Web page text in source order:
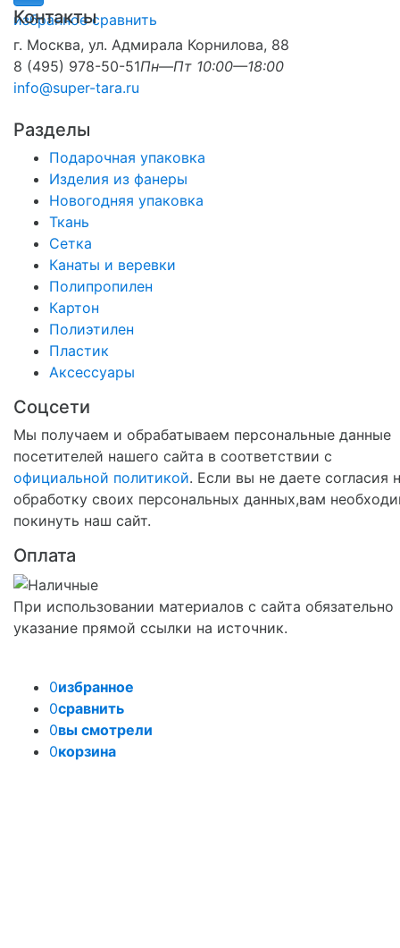
избранное сравнить
Контакты
г. Москва, ул. Адмирала Корнилова, 88
8 (495) 978-50-51Пн—Пт 10:00—18:00
info@super-tara.ru
Разделы
Подарочная упаковка
Изделия из фанеры
Новогодняя упаковка
Ткань
Сетка
Канаты и веревки
Полипропилен
Картон
Полиэтилен
Пластик
Аксессуары
Соцсети
Мы получаем и обрабатываем персональные данные
посетителей нашего сайта в соответствии с
официальной политикой. Если вы не даете согласия
обработку своих персональных данных,вам
покинуть наш сайт.
Оплата
При использовании материалов с сайта обязательно
указание прямой ссылки на источник.
0избранное
0сравнить
0вы смотрели
0корзина